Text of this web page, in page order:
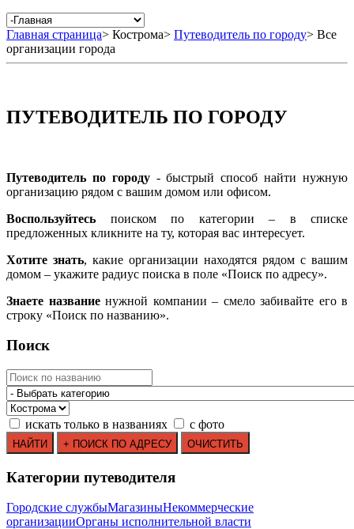
Главная страница> Кострома> Путеводитель по городу> Все
организации города
ПУТЕВОДИТЕЛЬ ПО ГОРОДУ
Путеводитель по городу- быстрый способ найти нужную
организацию рядом с вашим домом или офисом.
Воспользуйтесь поиском по категории – в списке
предложенных кликните на ту, которая вас интересует.
Хотите знать, какие организации находятся рядом с вашим
домом – укажите радиус поиска в поле «Поиск по адресу».
Знаете названиенужной компании – смело забивайте его в
строку «Поиск по названию».
Поиск
искать только в названиях с фото
Категории путеводителя
Городские службыМагазиныНекоммерческие
организацииОрганы исполнительной власти